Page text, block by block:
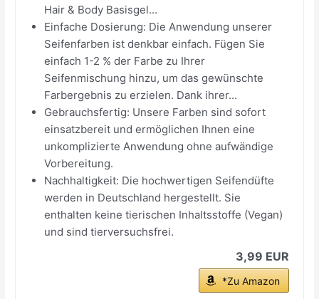
Hair & Body Basisgel...
Einfache Dosierung: Die Anwendung unserer
Seifenfarben ist denkbar einfach. Fügen Sie
einfach 1-2 % der Farbe zu Ihrer
Seifenmischung hinzu, um das gewünschte
Farbergebnis zu erzielen. Dank ihrer...
Gebrauchsfertig: Unsere Farben sind sofort
einsatzbereit und ermöglichen Ihnen eine
unkomplizierte Anwendung ohne aufwändige
Vorbereitung.
Nachhaltigkeit: Die hochwertigen Seifendüfte
werden in Deutschland hergestellt. Sie
enthalten keine tierischen Inhaltsstoffe (Vegan)
und sind tierversuchsfrei.
3,99 EUR
*Zu Amazon